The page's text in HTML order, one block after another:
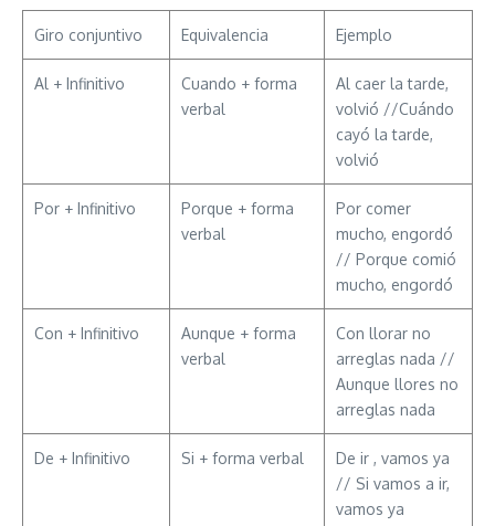
Giro conjuntivo Equivalencia Ejemplo
Al + Infinitivo
Cuando + forma
verbal
Al caer la tarde,
volvió //Cuándo
cayó la tarde,
volvió
Por + Infinitivo
Porque + forma
verbal
Por comer
mucho, engordó
// Porque comió
mucho, engordó
Con + Infinitivo
Aunque + forma
verbal
Con llorar no
arreglas nada //
Aunque llores no
arreglas nada
De + Infinitivo Si + forma verbal
De ir , vamos ya
// Si vamos a ir,
vamos ya